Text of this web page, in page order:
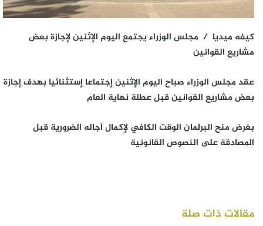
كيفه ميديا / مجلس الوزراء يجتمع اليوم الإثنين لإجازة بعض
مشاريع القوانين
عقد مجلس الوزراء صباح اليوم الإثنين إجتماعا إستثنائيا بهدف إجازة
بعض مشاريع القوانين قبل عطلة نهاية العام
بغرض منح البرلمان الوقت الكافي لإكمال آجاله الضرورية قبل
المصادقة على النصوص القانونية
مقالات ذات صلة